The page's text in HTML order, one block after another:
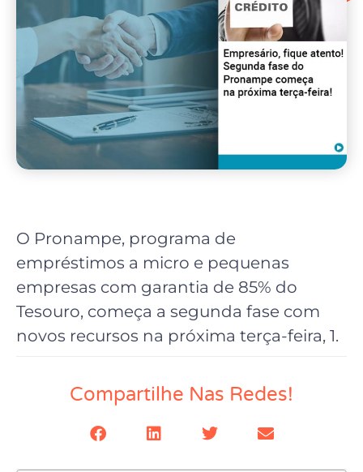
O Pronampe, programa de
empréstimos a micro e pequenas
empresas com garantia de 85% do
Tesouro, começa a segunda fase com
novos recursos na próxima terça-feira, 1.
Compartilhe Nas Redes!